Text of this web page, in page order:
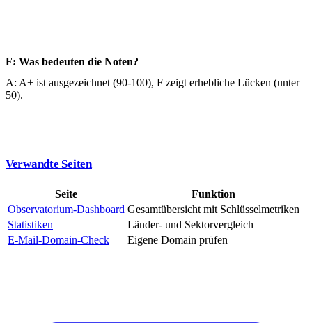
F: Was bedeuten die Noten?
A: A+ ist ausgezeichnet (90-100), F zeigt erhebliche Lücken (unter
50).
Verwandte Seiten
Seite
Funktion
Observatorium-Dashboard Gesamtübersicht mit Schlüsselmetriken
Statistiken
Länder- und Sektorvergleich
E-Mail-Domain-Check
Eigene Domain prüfen